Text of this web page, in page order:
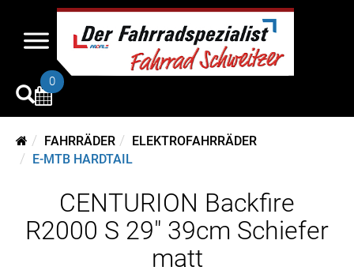
0
FAHRRÄDER
ELEKTROFAHRRÄDER
E-MTB HARDTAIL
CENTURION Backfire
R2000 S 29" 39cm Schiefer
matt